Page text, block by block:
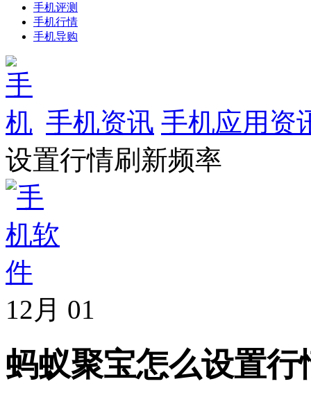
手机评测
手机行情
手机导购
手机资讯 手机应用资
设置行情刷新频率
12月 01
蚂蚁聚宝怎么设置行